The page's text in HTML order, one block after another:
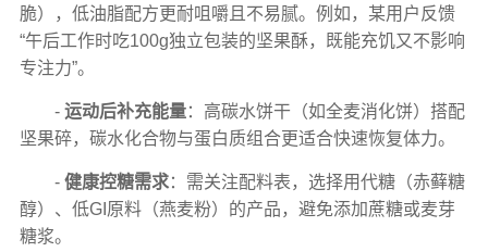
脆），低油脂配方更耐咀嚼且不易腻。例如，某用户反馈
“午后工作时吃100g独立包装的坚果酥，既能充饥又不影响
专注力”。
- 运动后补充能量：高碳水饼干（如全麦消化饼）搭配
坚果碎，碳水化合物与蛋白质组合更适合快速恢复体力。
- 健康控糖需求：需关注配料表，选择用代糖（赤藓糖
醇）、低GI原料（燕麦粉）的产品，避免添加蔗糖或麦芽
糖浆。